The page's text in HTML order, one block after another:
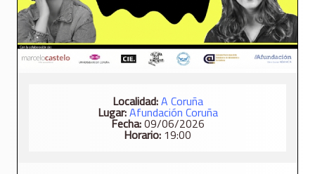
Localidad:A Coruña
Lugar:Afundación Coruña
Fecha:09/06/2026
Horario: 19:00